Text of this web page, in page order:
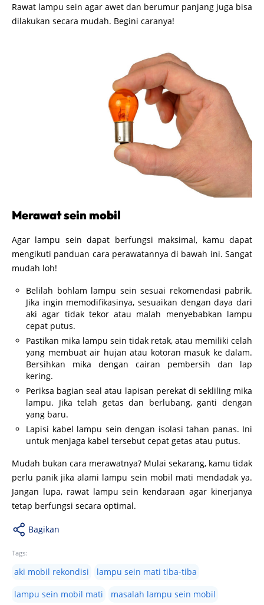
Rawat lampu sein agar awet dan berumur panjang juga bisa
dilakukan secara mudah. Begini caranya!
Merawat sein mobil
Agar lampu sein dapat berfungsi maksimal, kamu dapat
mengikuti panduan cara perawatannya di bawah ini. Sangat
mudah loh!
Belilah bohlam lampu sein sesuai rekomendasi pabrik.
Jika ingin memodifikasinya, sesuaikan dengan daya dari
aki agar tidak tekor atau malah menyebabkan lampu
cepat putus.
Pastikan mika lampu sein tidak retak, atau memiliki celah
yang membuat air hujan atau kotoran masuk ke dalam.
Bersihkan mika dengan cairan pembersih dan lap
kering.
Periksa bagian seal atau lapisan perekat di sekliling mika
lampu. Jika telah getas dan berlubang, ganti dengan
yang baru.
Lapisi kabel lampu sein dengan isolasi tahan panas. Ini
untuk menjaga kabel tersebut cepat getas atau putus.
Mudah bukan cara merawatnya? Mulai sekarang, kamu tidak
perlu panik jika alami lampu sein mobil mati mendadak ya.
Jangan lupa, rawat lampu sein kendaraan agar kinerjanya
tetap berfungsi secara optimal.
Bagikan
Tags:
aki mobil rekondisi
lampu sein mati tiba-tiba
lampu sein mobil mati
masalah lampu sein mobil